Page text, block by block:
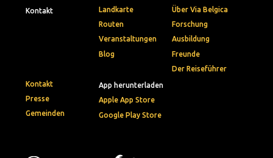
Kontakt
App herunterladen
Apple App Store
Google Play Store
Landkarte
Routen
Veranstaltungen
Blog
Über Via Belgica
Forschung
Ausbildung
Freunde
Der Reiseführer
Kontakt
Presse
Gemeinden